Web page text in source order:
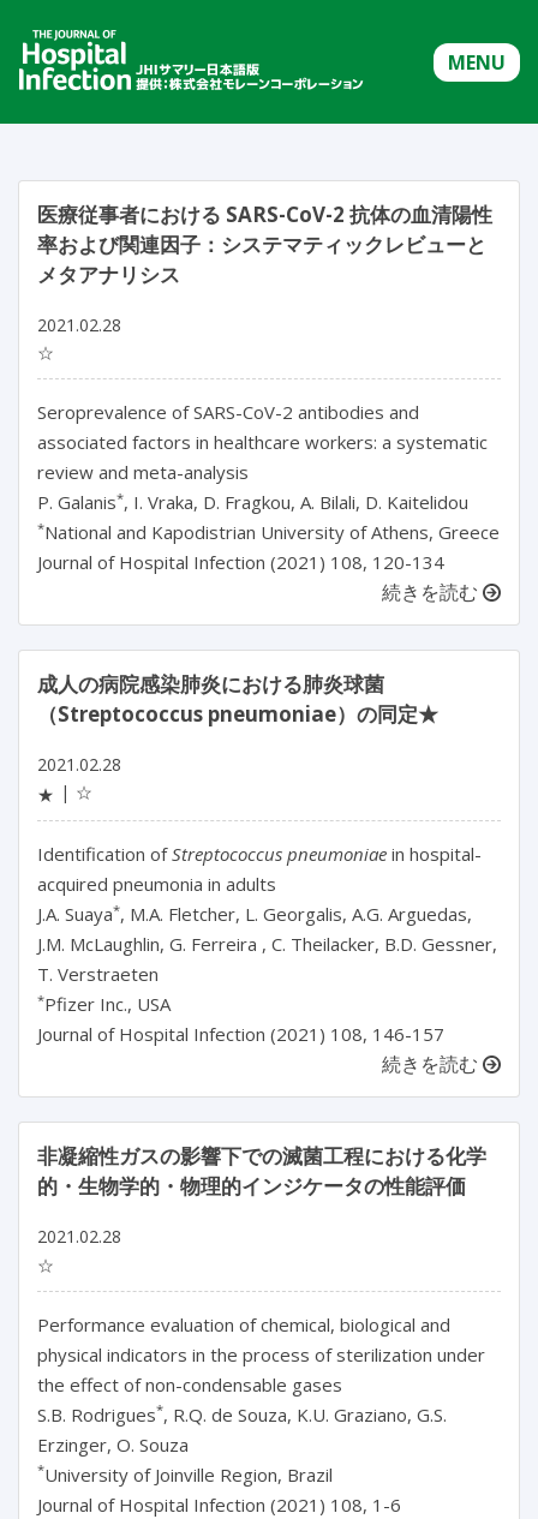
MENU
医療従事者における SARS-CoV-2 抗体の血清陽性
率および関連因子：システマティックレビューと
メタアナリシス
2021.02.28
☆
Seroprevalence of SARS-CoV-2 antibodies and
associated factors in healthcare workers: a systematic
review and meta-analysis
P. Galanis*, I. Vraka, D. Fragkou, A. Bilali, D. Kaitelidou
*National and Kapodistrian University of Athens, Greece
Journal of Hospital Infection (2021) 108, 120-134
続きを読む
成人の病院感染肺炎における肺炎球菌
（Streptococcus pneumoniae）の同定★
2021.02.28
★
☆
Identification ofStreptococcus pneumoniae in hospital-
acquired pneumonia in adults
J.A. Suaya*, M.A. Fletcher, L. Georgalis, A.G. Arguedas,
J.M. McLaughlin, G. Ferreira , C. Theilacker, B.D. Gessner,
T. Verstraeten
*Pfizer Inc., USA
Journal of Hospital Infection (2021) 108, 146-157
続きを読む
非凝縮性ガスの影響下での滅菌工程における化学
的・生物学的・物理的インジケータの性能評価
2021.02.28
☆
Performance evaluation of chemical, biological and
physical indicators in the process of sterilization under
the effect of non-condensable gases
S.B. Rodrigues*, R.Q. de Souza, K.U. Graziano, G.S.
Erzinger, O. Souza
*University of Joinville Region, Brazil
Journal of Hospital Infection (2021) 108, 1-6